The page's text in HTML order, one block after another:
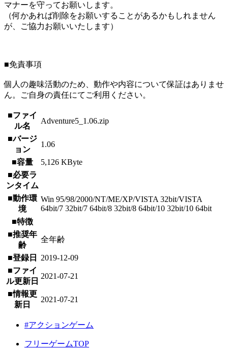
マナーを守ってお願いします。
（何かあれば削除をお願いすることがあるかもしれません
が、ご協力お願いいたします）
■免責事項
個人の趣味活動のため、動作や内容について保証はありませ
ん。ご自身の責任にてご利用ください。
■ファイ
ル名
Adventure5_1.06.zip
■バージ
ョン
1.06
■容量
5,126 KByte
■必要ラ
ンタイム
■動作環
境
Win 95/98/2000/NT/ME/XP/VISTA 32bit/VISTA
64bit/7 32bit/7 64bit/8 32bit/8 64bit/10 32bit/10 64bit
■特徴
■推奨年
齢
全年齢
■登録日
2019-12-09
■ファイ
ル更新日
2021-07-21
■情報更
新日
2021-07-21
#アクションゲーム
フリーゲームTOP